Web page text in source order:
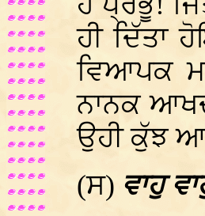
ਹੀ ਦਿੱਤਾ
ਵਿਆਪਕ
ਨਾਨਕ
ਉਹੀ ਕੁੱਝ
(ਸ) ਵਾਹੁ